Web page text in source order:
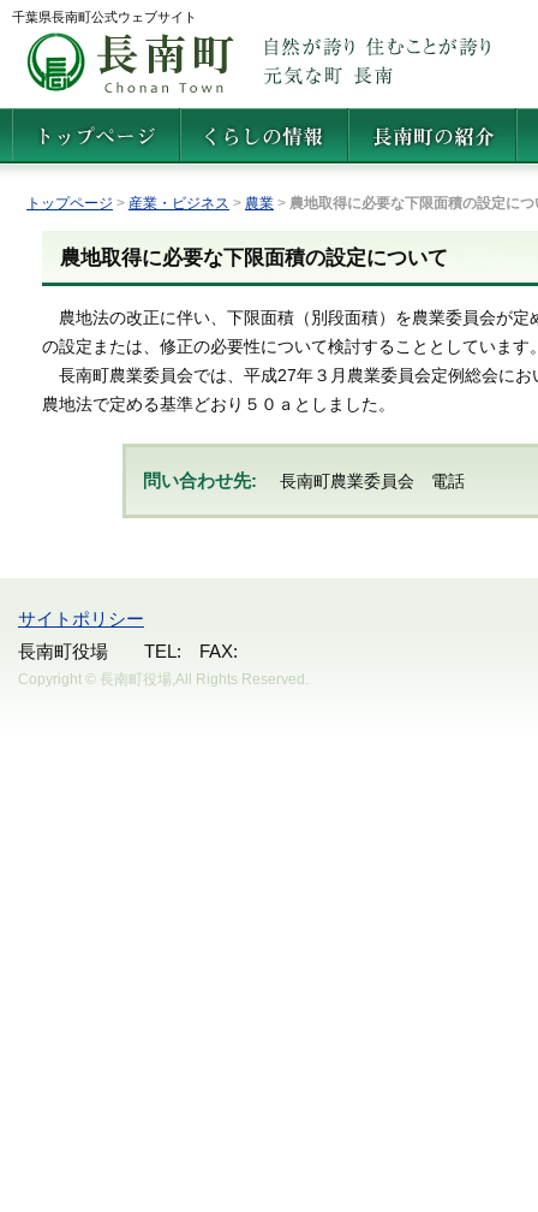
千葉県長南町公式ウェブサイト
トップページ > 産業・ビジネス > 農業 > 農地取得に必要な下限面積の設定につ
農地取得に必要な下限面積の設定について
農地法の改正に伴い、下限面積（別段面積）を農業委員会が
の設定または、修正の必要性について検討することとしています
長南町農業委員会では、平成27年３月農業委員会定例総会に
農地法で定める基準どおり５０ａとしました。
問い合わせ先: 長南町農業委員会 電話
サイトポリシー
長南町役場 TEL: FAX:
Copyright © 長南町役場,All Rights Reserved.